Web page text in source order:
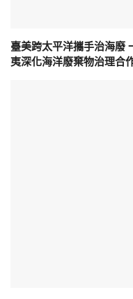
臺美跨太平洋攜手治海
夷深化海洋廢棄物治理合